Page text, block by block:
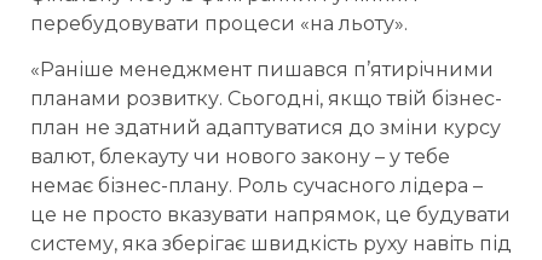
перебудовувати процеси «на льоту».
«Раніше менеджмент пишався п’ятирічними
планами розвитку. Сьогодні, якщо твій бізнес-
план не здатний адаптуватися до зміни курсу
валют, блекауту чи нового закону – у тебе
немає бізнес-плану. Роль сучасного лідера –
це не просто вказувати напрямок, це будувати
систему, яка зберігає швидкість руху навіть під